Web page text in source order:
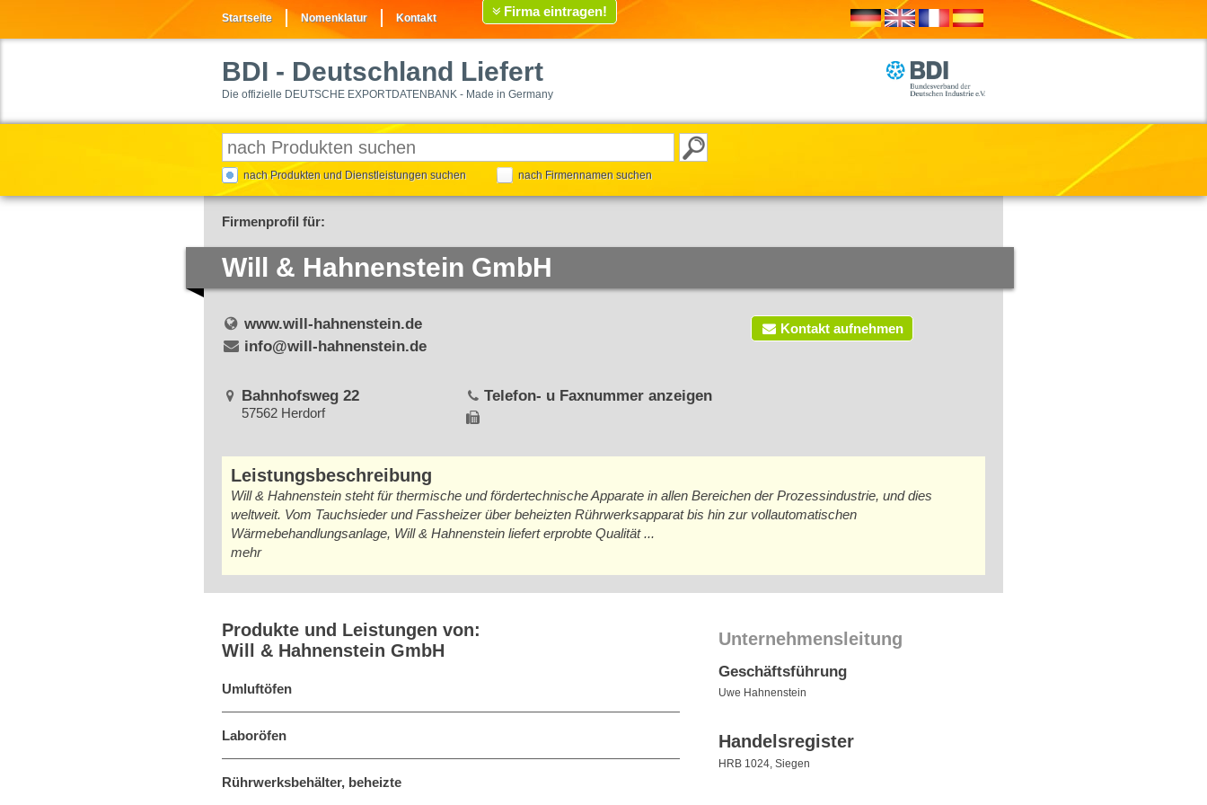
Startseite Nomenklatur Kontakt Firma eintragen!
BDI - Deutschland Liefert
Die offizielle DEUTSCHE EXPORTDATENBANK - Made in Germany
nach Produkten und Dienstleistungen suchen nach Firmennamen suchen
Firmenprofil für:
Will & Hahnenstein GmbH
Kontakt aufnehmen
www.will-hahnenstein.de
info@will-hahnenstein.de
Bahnhofsweg 22
57562 Herdorf
Telefon- u Faxnummer anzeigen
Leistungsbeschreibung
Will & Hahnenstein steht für thermische und fördertechnische Apparate in allen Bereichen der Prozessindustrie, und dies
weltweit. Vom Tauchsieder und Fassheizer über beheizten Rührwerksapparat bis hin zur vollautomatischen
Wärmebehandlungsanlage, Will & Hahnenstein liefert erprobte Qualität ...
mehr
Produkte und Leistungen von:
Will & Hahnenstein GmbH
Umluftöfen
Laboröfen
Rührwerksbehälter, beheizte
Unternehmensleitung
Geschäftsführung
Uwe Hahnenstein
Handelsregister
HRB 1024, Siegen